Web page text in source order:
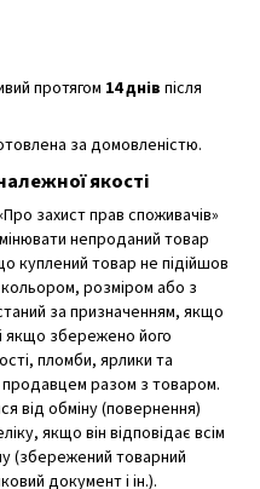
протягом 14 днів після
​​за домовленістю.
якості
захист прав споживачів»
непроданий товар
куплений товар не підійшов
розміром або з
за призначенням, якщо
якщо збережено його
пломби, ярлики та
разом з товаром.
від обміну (повернення)
якщо він відповідає всім
(збережений товарний
документ і ін.).